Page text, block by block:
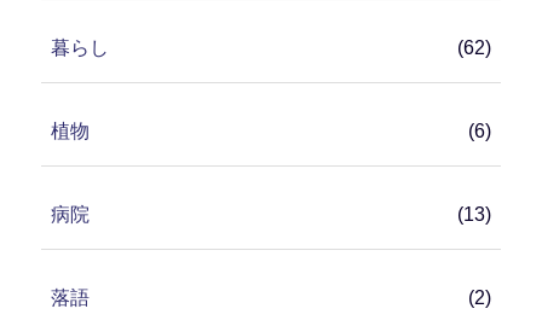
暮らし (62)
植物 (6)
病院 (13)
落語 (2)